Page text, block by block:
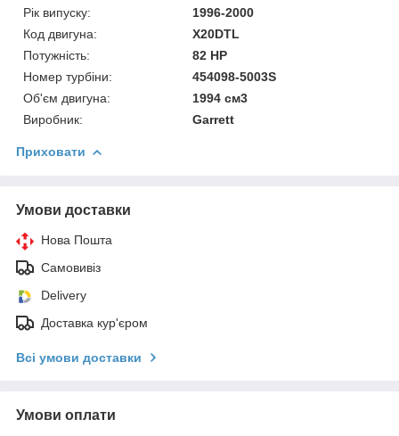
Рік випуску:
1996-2000
Код двигуна:
X20DTL
Потужність:
82 HP
Номер турбіни:
454098-5003S
Об'єм двигуна:
1994 см3
Виробник:
Garrett
Приховати
Умови доставки
Нова Пошта
Самовивіз
Delivery
Доставка кур'єром
Всі умови доставки
Умови оплати